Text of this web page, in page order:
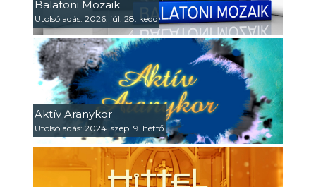
Balatoni Mozaik
Utolsó adás: 2026. júl. 28. kedd
Aktív Aranykor
Utolsó adás: 2024. szep. 9. hétfő